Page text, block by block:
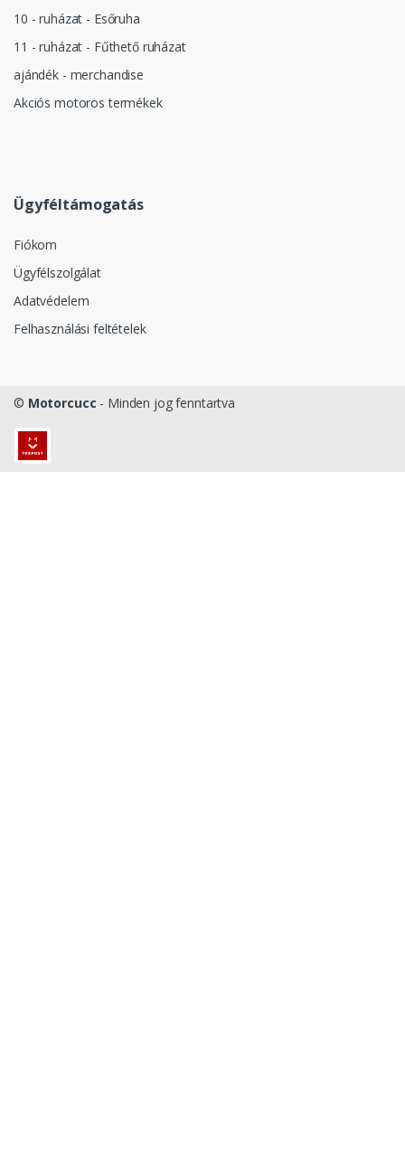
10 - ruházat - Esőruha
11 - ruházat - Fűthető ruházat
ajándék - merchandise
Akciós motoros termékek
Ügyféltámogatás
Fiókom
Ügyfélszolgálat
Adatvédelem
Felhasználási feltételek
© Motorcucc - Minden jog fenntartva